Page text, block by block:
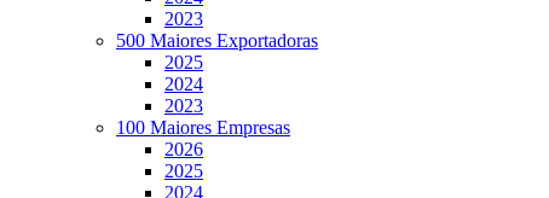
2023
500 Maiores Exportadoras
2025
2024
2023
100 Maiores Empresas
2026
2025
2024